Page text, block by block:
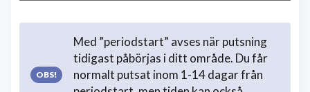
Med ”periodstart” avses när putsning
tidigast påbörjas i ditt område. Du får
normalt putsat inom 1-14 dagar från